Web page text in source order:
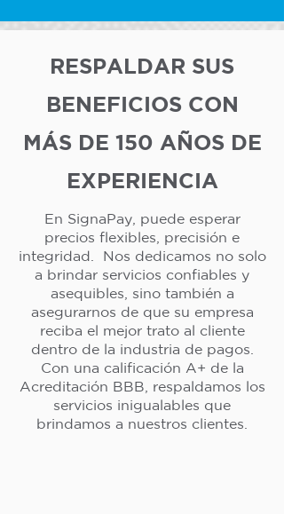
RESPALDAR SUS
BENEFICIOS CON
MÁS DE 150 AÑOS DE
EXPERIENCIA
En SignaPay, puede esperar
precios flexibles, precisión e
integridad. Nos dedicamos no solo
a brindar servicios confiables y
asequibles, sino también a
asegurarnos de que su empresa
reciba el mejor trato al cliente
dentro de la industria de pagos.
Con una calificación A+ de la
Acreditación BBB, respaldamos los
servicios inigualables que
brindamos a nuestros clientes.